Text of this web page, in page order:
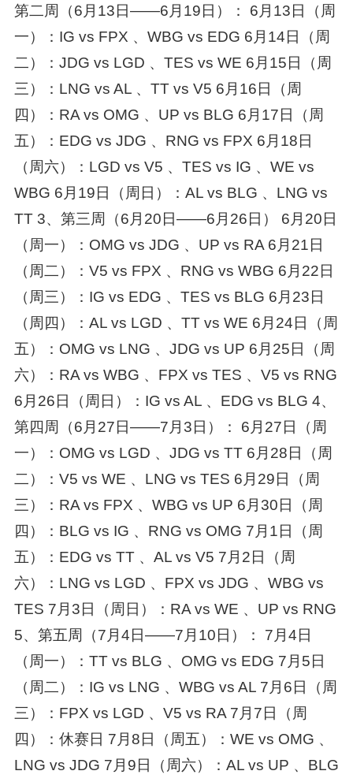
第二周（6月13日——6月19日）： 6月13日（周
一）：IG vs FPX 、WBG vs EDG 6月14日（周
二）：JDG vs LGD 、TES vs WE 6月15日（周
三）：LNG vs AL 、TT vs V5 6月16日（周
四）：RA vs OMG 、UP vs BLG 6月17日（周
五）：EDG vs JDG 、RNG vs FPX 6月18日
（周六）：LGD vs V5 、TES vs IG 、WE vs
WBG 6月19日（周日）：AL vs BLG 、LNG vs
TT 3、第三周（6月20日——6月26日） 6月20日
（周一）：OMG vs JDG 、UP vs RA 6月21日
（周二）：V5 vs FPX 、RNG vs WBG 6月22日
（周三）：IG vs EDG 、TES vs BLG 6月23日
（周四）：AL vs LGD 、TT vs WE 6月24日（周
五）：OMG vs LNG 、JDG vs UP 6月25日（周
六）：RA vs WBG 、FPX vs TES 、V5 vs RNG
6月26日（周日）：IG vs AL 、EDG vs BLG 4、
第四周（6月27日——7月3日）： 6月27日（周
一）：OMG vs LGD 、JDG vs TT 6月28日（周
二）：V5 vs WE 、LNG vs TES 6月29日（周
三）：RA vs FPX 、WBG vs UP 6月30日（周
四）：BLG vs IG 、RNG vs OMG 7月1日（周
五）：EDG vs TT 、AL vs V5 7月2日（周
六）：LNG vs LGD 、FPX vs JDG 、WBG vs
TES 7月3日（周日）：RA vs WE 、UP vs RNG
5、第五周（7月4日——7月10日）： 7月4日
（周一）：TT vs BLG 、OMG vs EDG 7月5日
（周二）：IG vs LNG 、WBG vs AL 7月6日（周
三）：FPX vs LGD 、V5 vs RA 7月7日（周
四）：休赛日 7月8日（周五）：WE vs OMG 、
LNG vs JDG 7月9日（周六）：AL vs UP 、BLG